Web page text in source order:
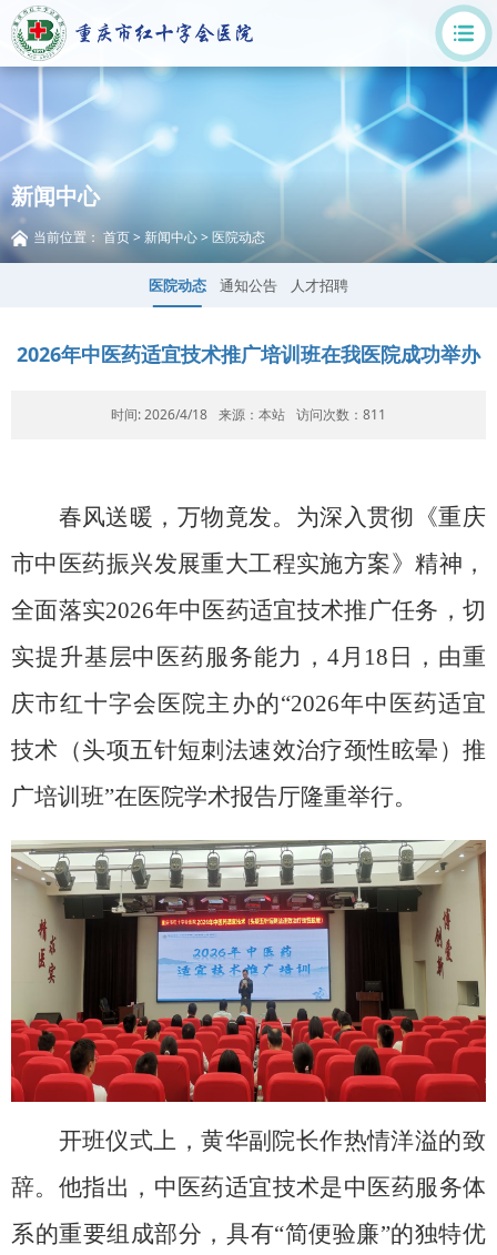
新闻中心
当前位置： 首页> 新闻中心>医院动态
医院动态 通知公告 人才招聘
2026年中医药适宜技术推广培训班在我医院成功举办
时间: 2026/4/18 来源：本站 访问次数： 811
春风送暖，万物竟发。为深入贯彻《重庆
市中医药振兴发展重大工程实施方案》精神，
全面落实2026年中医药适宜技术推广任务，切
实提升基层中医药服务能力， 4月 18 日，由重
庆市红十字会医院主办的“2026年中医药适宜
技术（头项五针短刺法速效治疗颈性眩晕）推
广培训班”在医院学术报告厅隆重举行。
开班仪式上，黄华副院长作热情洋溢的致
辞。他指出，中医药适宜技术是中医药服务体
系的重要组成部分，具有“简便验廉”的独特优